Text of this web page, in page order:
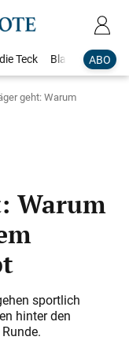
ABO
Teck Blaulicht
geht: Warum
Warum
sportlich
hinter den